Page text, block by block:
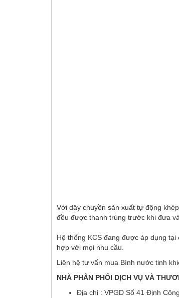
Với dây chuyền sản xuất tự động
đều được thanh trùng trước khi đưa
Hệ thống KCS đang được áp dụng
hợp với mọi nhu cầu.
Liên hệ tư vấn mua Bình nước tinh
NHÀ PHÂN PHỐI DỊCH VỤ VÀ
Địa chỉ : VPGD Số 41 Định